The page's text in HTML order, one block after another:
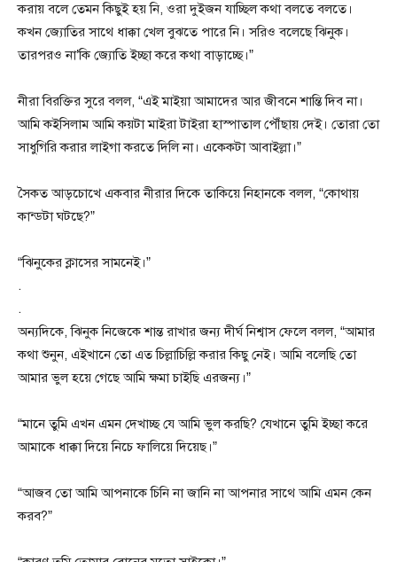
করায় বলে তেমন কিছুই হয় নি, ওরা দুইজন যাচ্ছিল কথা বলতে বলতে।
কখন জ্যোতির সাথে ধাক্কা খেল বুঝতে পারে নি। সরিও বলেছে ঝিনুক।
তারপরও না’কি জ্যোতি ইচ্ছা করে কথা বাড়াচ্ছে।”
নীরা বিরক্তির সুরে বলল, “এই মাইয়া আমাদের আর জীবনে শান্তি দিব না।
আমি কইসিলাম আমি কয়টা মাইরা টাইরা হাস্পাতাল পৌঁছায় দেই। তোরা তো
সাধুগিরি করার লাইগা করতে দিলি না। একেকটা আবাইল্লা।”
সৈকত আড়চোখে একবার নীরার দিকে তাকিয়ে নিহানকে বলল, “কোথায়
কান্ডটা ঘটছে?”
“ঝিনুকের ক্লাসের সামনেই।”
.
.
অন্যদিকে, ঝিনুক নিজেকে শান্ত রাখার জন্য দীর্ঘ নিশ্বাস ফেলে বলল, “আমার
কথা শুনুন, এইখানে তো এত চিল্লাচিল্লি করার কিছু নেই। আমি বলেছি তো
আমার ভুল হয়ে গেছে আমি ক্ষমা চাইছি এরজন্য।”
“মানে তুমি এখন এমন দেখাচ্ছ যে আমি ভুল করছি? যেখানে তুমি ইচ্ছা করে
আমাকে ধাক্কা দিয়ে নিচে ফালিয়ে দিয়েছ।”
“আজব তো আমি আপনাকে চিনি না জানি না আপনার সাথে আমি এমন কেন
করব?”